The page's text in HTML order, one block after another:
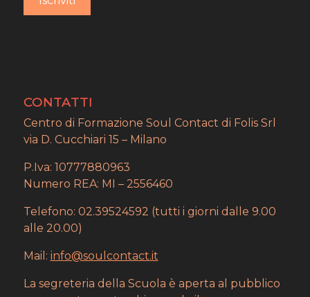
CONTATTI
Centro di Formazione Soul Contact di Folis Srl
via D. Cucchiari 15 – Milano
P.Iva: 10777880963
Numero REA: MI – 2556460
Telefono: 02.39524592 (tutti i giorni dalle 9.00
alle 20.00)
Mail: info@soulcontact.it
La segreteria della Scuola è aperta al pubblico